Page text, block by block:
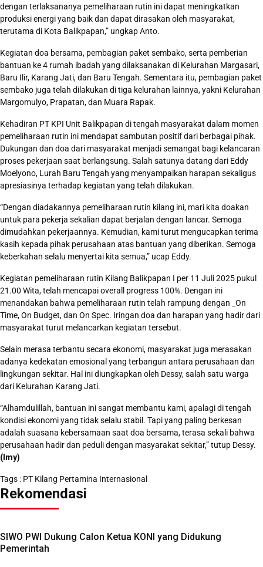
dengan terlaksananya pemeliharaan rutin ini dapat meningkatkan
produksi energi yang baik dan dapat dirasakan oleh masyarakat,
terutama di Kota Balikpapan,” ungkap Anto.
Kegiatan doa bersama, pembagian paket sembako, serta pemberian
bantuan ke 4 rumah ibadah yang dilaksanakan di Kelurahan Margasari,
Baru Ilir, Karang Jati, dan Baru Tengah. Sementara itu, pembagian paket
sembako juga telah dilakukan di tiga kelurahan lainnya, yakni Kelurahan
Margomulyo, Prapatan, dan Muara Rapak.
Kehadiran PT KPI Unit Balikpapan di tengah masyarakat dalam momen
pemeliharaan rutin ini mendapat sambutan positif dari berbagai pihak.
Dukungan dan doa dari masyarakat menjadi semangat bagi kelancaran
proses pekerjaan saat berlangsung. Salah satunya datang dari Eddy
Moelyono, Lurah Baru Tengah yang menyampaikan harapan sekaligus
apresiasinya terhadap kegiatan yang telah dilakukan.
“Dengan diadakannya pemeliharaan rutin kilang ini, mari kita doakan
untuk para pekerja sekalian dapat berjalan dengan lancar. Semoga
dimudahkan pekerjaannya. Kemudian, kami turut mengucapkan terima
kasih kepada pihak perusahaan atas bantuan yang diberikan. Semoga
keberkahan selalu menyertai kita semua,” ucap Eddy.
Kegiatan pemeliharaan rutin Kilang Balikpapan I per 11 Juli 2025 pukul
21.00 Wita, telah mencapai overall progress 100%. Dengan ini
menandakan bahwa pemeliharaan rutin telah rampung dengan _On
Time, On Budget, dan On Spec. Iringan doa dan harapan yang hadir dari
masyarakat turut melancarkan kegiatan tersebut.
Selain merasa terbantu secara ekonomi, masyarakat juga merasakan
adanya kedekatan emosional yang terbangun antara perusahaan dan
lingkungan sekitar. Hal ini diungkapkan oleh Dessy, salah satu warga
dari Kelurahan Karang Jati.
“Alhamdulillah, bantuan ini sangat membantu kami, apalagi di tengah
kondisi ekonomi yang tidak selalu stabil. Tapi yang paling berkesan
adalah suasana kebersamaan saat doa bersama, terasa sekali bahwa
perusahaan hadir dan peduli dengan masyarakat sekitar,” tutup Dessy.
(Imy)
Tags : PT Kilang Pertamina Internasional
Rekomendasi
SIWO PWI Dukung Calon Ketua KONI yang Didukung
Pemerintah